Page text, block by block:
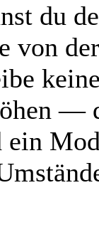
du
von
—
ein